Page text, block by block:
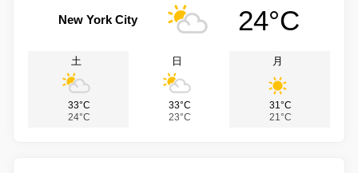
New York City 24°C
土
33°C
24°C
日
33°C
23°C
月
31°C
21°C